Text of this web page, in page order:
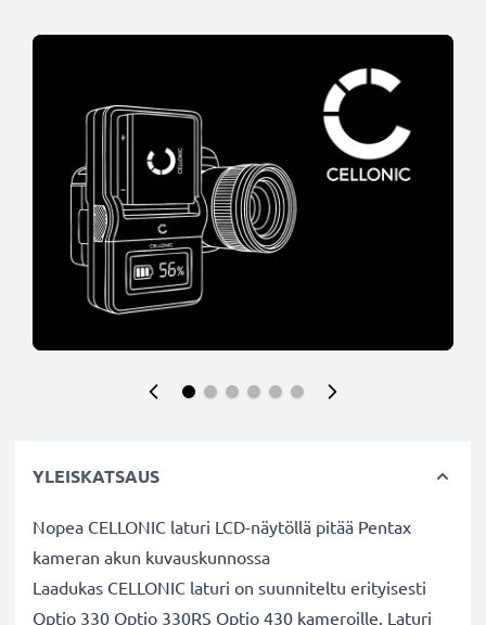
YLEISKATSAUS
Nopea CELLONIC laturi LCD-näytöllä pitää Pentax
kameran akun kuvauskunnossa
Laadukas CELLONIC laturi on suunniteltu erityisesti
Optio 330 Optio 330RS Optio 430 kameroille. Laturi